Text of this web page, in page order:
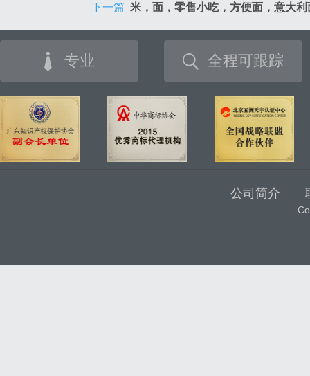
下一篇 米，面，零售小吃，方便面，意大
专业 全程可跟踪
公司简介